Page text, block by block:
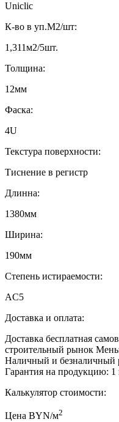
Uniclic
К-во в уп.М2/шт:
1,311м2/5шт.
Толщина:
12мм
Фаска:
4U
Текстура поверхности:
Тиснение в регистр
Длинна:
1380мм
Ширина:
190мм
Степень истираемости:
AC5
Доставка и оплата:
Доставка бесплатная
строительный рынок
Наличный и безналичный
Гарантия на продукцию: 1
Калькулятор стоимости:
Цена BYN/м2